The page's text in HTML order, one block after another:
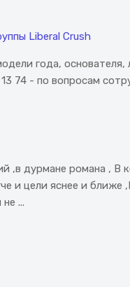
Liberal Crush
года,
74 - по вопросам
,в дурмане романа ,
и цели яснее и
...